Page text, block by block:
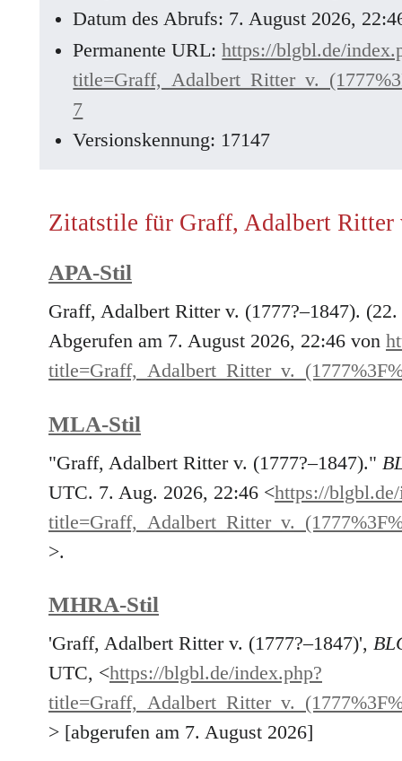
Datum des Abrufs: 7. August 2026,
Permanente URL:https://blgbl.de/
7
Versionskennung: 17147
Zitatstile für Graff, Adalbert Ritter
APA-Stil
Graff, Adalbert Ritter v. (1777?–1847).
Abgerufen am 7. August 2026, 22:46 von
MLA-Stil
"Graff, Adalbert Ritter v. (1777?–1847)."
UTC. 7. Aug. 2026, 22:46 <https://
>.
MHRA-Stil
'Graff, Adalbert Ritter v. (1777?–1847)',
UTC, <https://blgbl.de/index.php?
> [abgerufen am 7. August 2026]